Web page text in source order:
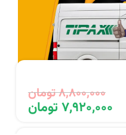
۸,۸۰۰,۰۰۰تومان
۷,۹۲۰,۰۰۰ تومان